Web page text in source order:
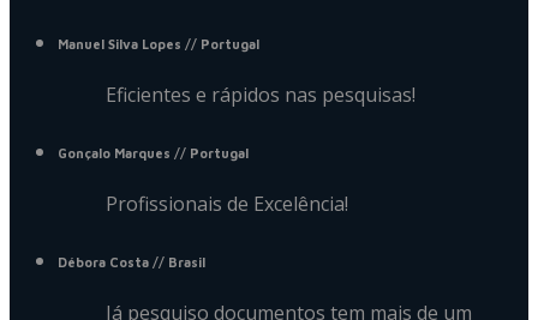
Manuel Silva Lopes // Portugal
Eficientes e rápidos nas pesquisas!
Gonçalo Marques // Portugal
Profissionais de Excelência!
Débora Costa // Brasil
Já pesquiso documentos tem mais de um